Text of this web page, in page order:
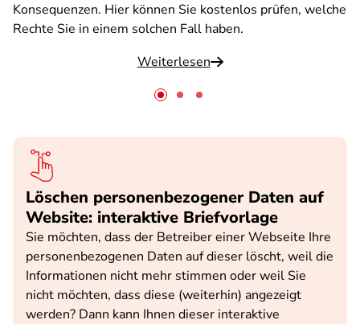
Konsequenzen. Hier können Sie kostenlos prüfen, welche
Rechte Sie in einem solchen Fall haben.
Weiterlesen
Löschen personenbezogener Daten auf
Website: interaktive Briefvorlage
Sie möchten, dass der Betreiber einer Webseite Ihre
personenbezogenen Daten auf dieser löscht, weil die
Informationen nicht mehr stimmen oder weil Sie
nicht möchten, dass diese (weiterhin) angezeigt
werden? Dann kann Ihnen dieser interaktive